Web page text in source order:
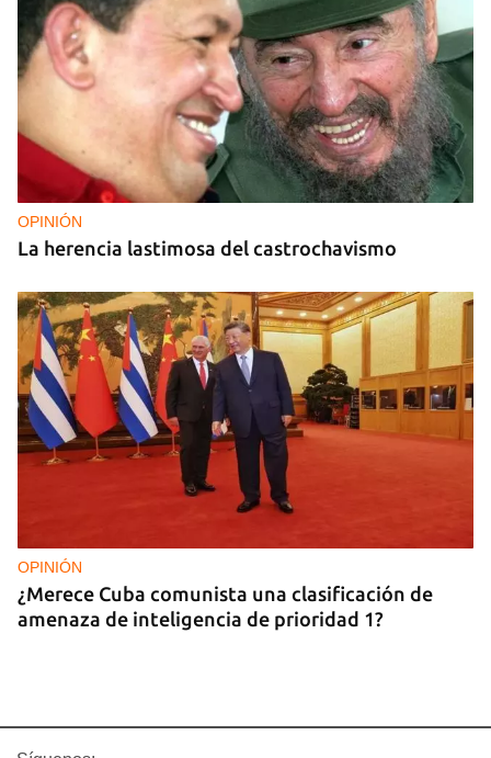
OPINIÓN
La herencia lastimosa del castrochavismo
OPINIÓN
¿Merece Cuba comunista una clasificación de
amenaza de inteligencia de prioridad 1?